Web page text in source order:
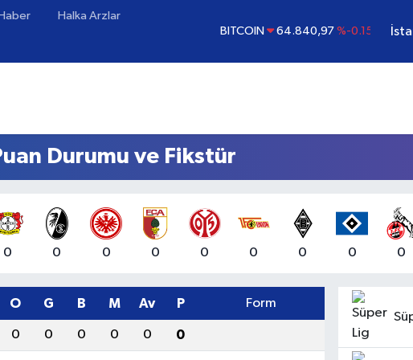
Halka Arzlar
BITCOIN 64.840,97 %-0.15
DOLAR 47,7436 %0.18
Durumu ve Fikstür
0 0 0 0 0 0 0 0 0
O G B M Av P Form
0 0 0 0 0 0